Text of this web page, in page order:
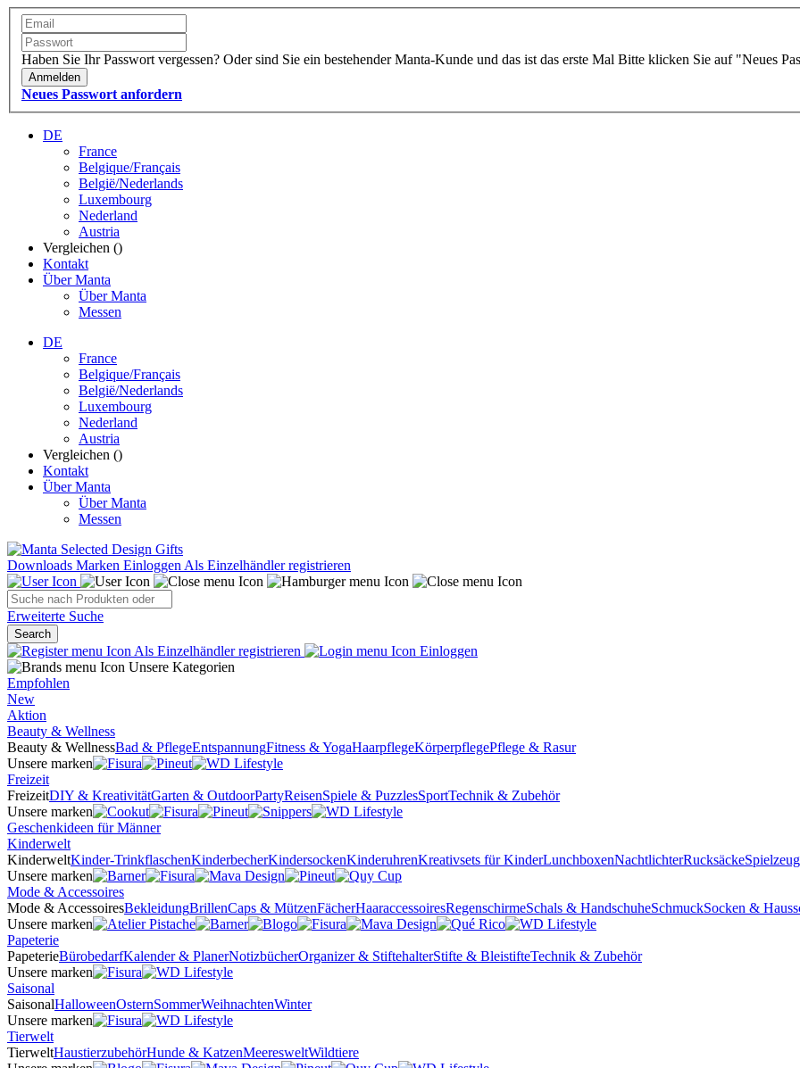
Haben Sie Ihr Passwort vergessen? Oder sind Sie ein bestehender Manta-Kunde und das ist das erste Mal Bitte klicken Sie auf "Neues
Anmelden
Neues Passwort anfordern
DE
France
Belgique/Français
België/Nederlands
Luxembourg
Nederland
Austria
Vergleichen ()
Kontakt
Über Manta
Über Manta
Messen
DE
France
Belgique/Français
België/Nederlands
Luxembourg
Nederland
Austria
Vergleichen ()
Kontakt
Über Manta
Über Manta
Messen
Downloads Marken Einloggen Als Einzelhändler registrieren
Erweiterte Suche
Search
Als Einzelhändler registrieren
Einloggen
Unsere Kategorien
Empfohlen
New
Aktion
Beauty & Wellness
Beauty & WellnessBad & PflegeEntspannungFitness & YogaHaarpflegeKörperpflegePflege & Rasur
Unsere marken
Freizeit
FreizeitDIY & KreativitätGarten & OutdoorPartyReisenSpiele & PuzzlesSportTechnik & Zubehör
Unsere marken
Geschenkideen für Männer
Kinderwelt
KinderweltKinder-TrinkflaschenKinderbecherKindersockenKinderuhrenKreativsets für KinderLunchboxenNachtlichterRucksäcke
Unsere marken
Mode & Accessoires
Mode & AccessoiresBekleidungBrillenCaps & MützenFächerHaaraccessoiresRegenschirmeSchals & HandschuheSchmuckSocken &
Unsere marken
Papeterie
PapeterieBürobedarfKalender & PlanerNotizbücherOrganizer & StiftehalterStifte & BleistifteTechnik & Zubehör
Unsere marken
Saisonal
SaisonalHalloweenOsternSommerWeihnachtenWinter
Unsere marken
Tierwelt
TierweltHaustierzubehörHunde & KatzenMeeresweltWildtiere